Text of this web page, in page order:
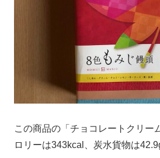
この商品の「チョコレートクリー
ロリーは343kcal、炭水貨物は